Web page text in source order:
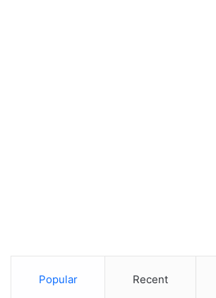
Popular Recent